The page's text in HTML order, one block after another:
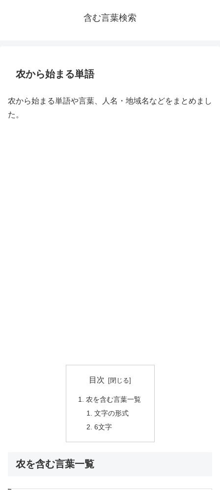
含む言葉検索
农から始まる単語
农から始まる単語や言葉、人名・地域名などをまとめまし
た。
目次
农を含む言葉一覧
文字の形式
6文字
农を含む言葉一覧